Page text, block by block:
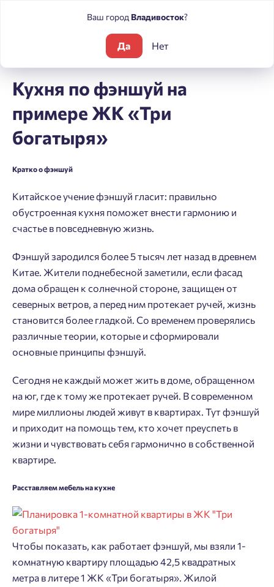
Кухня по фэншуй на примере ЖК «Три
Кухня по фэншуй на
примере ЖК «Три
богатыря»
Кратко о фэншуй
Китайское учение фэншуй гласит: правильно
обустроенная кухня поможет внести гармонию и
счастье в повседневную жизнь.
Фэншуй зародился более 5 тысяч лет назад в древнем
Китае. Жители поднебесной заметили, если фасад
дома обращен к солнечной стороне, защищен от
северных ветров, а перед ним протекает ручей, жизнь
становится более гладкой. Со временем проверялись
различные теории, которые и сформировали
основные принципы фэншуй.
Сегодня не каждый может жить в доме, обращенном
на юг, где к тому же протекает ручей. В современном
мире миллионы людей живут в квартирах. Тут фэншуй
и приходит на помощь тем, кто хочет преуспеть в
жизни и чувствовать себя гармонично в собственной
квартире.
Расставляем мебель на кухне
Чтобы показать, как работает фэншуй, мы взяли 1-
комнатную квартиру площадью 42,5 квадратных
метра в литере 1 ЖК «Три богатыря». Жилой
Ваш город Владивосток?
Да Нет